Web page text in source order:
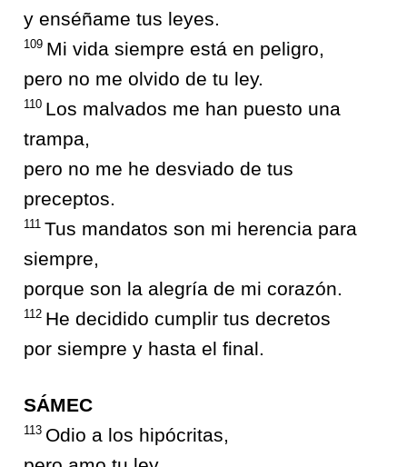
y enséñame tus leyes.
109 Mi vida siempre está en peligro,
pero no me olvido de tu ley.
110 Los malvados me han puesto una
trampa,
pero no me he desviado de tus
preceptos.
111 Tus mandatos son mi herencia para
siempre,
porque son la alegría de mi corazón.
112 He decidido cumplir tus decretos
por siempre y hasta el final.
SÁMEC
113 Odio a los hipócritas,